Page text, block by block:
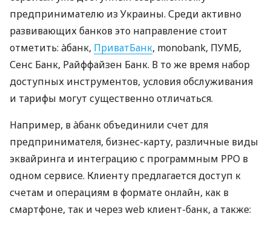
предпринимателю из Украины. Среди активно
развивающих банков это направление стоит
отметить: àбанк, ПриватБанк, monobank, ПУМБ,
Сенс Банк, Райффайзен Банк. В то же время набор
доступных инструментов, условия обслуживания
и тарифы могут существенно отличаться.
Например, в àбанк объединили счет для
предпринимателя, бизнес-карту, различные виды
эквайринга и интеграцию с программным РРО в
одном сервисе. Клиенту предлагается доступ к
счетам и операциям в формате онлайн, как в
смартфоне, так и через web клиент-банк, а также: